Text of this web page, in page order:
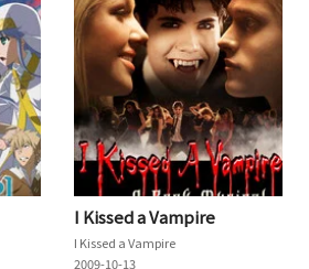
I Kissed a Vampire
I Kissed a Vampire
2009-10-13